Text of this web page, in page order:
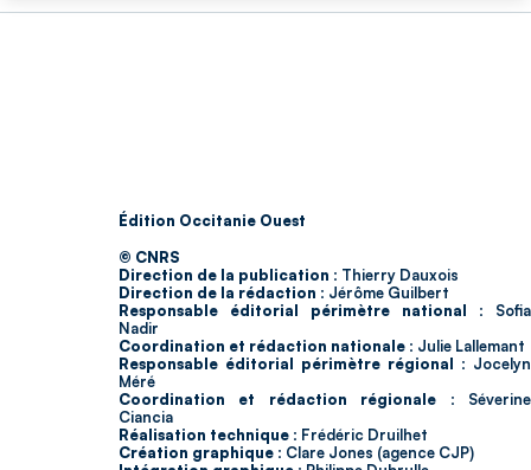
Édition Occitanie Ouest
© CNRS
Direction de la publication : Thierry Dauxois
Direction de la rédaction : Jérôme Guilbert
Responsable éditorial périmètre national : Sofia
Nadir
Coordination et rédaction nationale : Julie Lallemant
Responsable éditorial périmètre régional : Jocelyn
Méré
Coordination et rédaction régionale : Séverine
Ciancia
Réalisation technique : Frédéric Druilhet
Création graphique : Clare Jones (agence CJP)